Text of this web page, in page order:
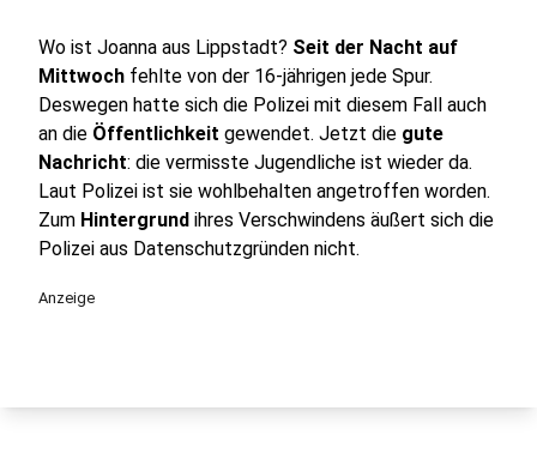
Wo ist Joanna aus Lippstadt? Seit der Nacht auf
Mittwoch fehlte von der 16-jährigen jede Spur.
Deswegen hatte sich die Polizei mit diesem Fall auch
an die Öffentlichkeit gewendet. Jetzt die gute
Nachricht: die vermisste Jugendliche ist wieder da.
Laut Polizei ist sie wohlbehalten angetroffen worden.
Zum Hintergrund ihres Verschwindens äußert sich die
Polizei aus Datenschutzgründen nicht.
Anzeige